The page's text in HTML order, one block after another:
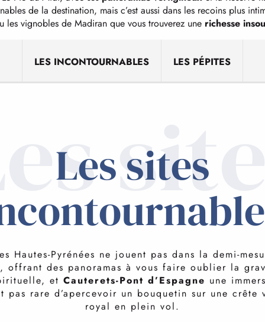
de la destination, mais c’est aussi dans les recoins plus
les vignobles de Madiran que vous trouverez une richesse
LES INCONTOURNABLES LES PÉPITES
Les sites
Hautes-Pyrénées ne jouent pas dans la demi-
offrant des panoramas à vous faire oublier la
et Cauterets-Pont d’Espagne une
pas rare d’apercevoir un bouquetin sur une
royal en plein vol.